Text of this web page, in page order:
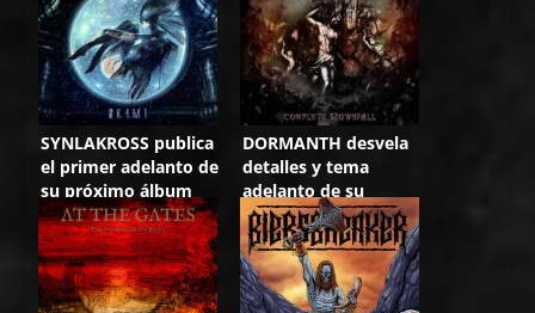
SYNLAKROSS publica
el primer adelanto de
su próximo álbum
«0M4K1»
DORMANTH desvela
detalles y tema
adelanto de su
próximo álbum